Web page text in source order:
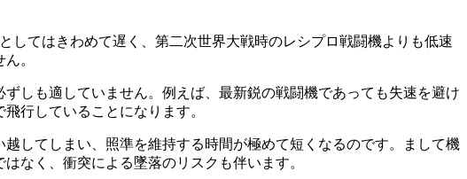
してはきわめて遅く、第二次世界大戦時のレシプロ戦闘機よりも低速
。
しも適していません。例えば、最新鋭の戦闘機であっても失速を避け
行していることになります。
してしまい、照準を維持する時間が極めて短くなるのです。まして機
なく、衝突による墜落のリスクも伴います。